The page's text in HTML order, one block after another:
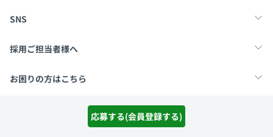
応募する(会員登録する)
Tech Team Journal
SNS
X
採用ご担当者様へ
採用・教育をお考えの企業様へ
お困りの方はこちら
お問い合わせ・FAQ
利用規約 プライバシーポリシー Cookieポリシー